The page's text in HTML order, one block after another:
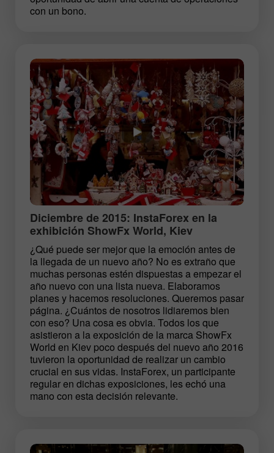
con un bono.
Diciembre de 2015: InstaForex en la
exhibición ShowFx World, Kiev
¿Qué puede ser mejor que la emoción antes de
la llegada de un nuevo año? No es extraño que
muchas personas estén dispuestas a empezar el
año nuevo con una lista nueva. Elaboramos
planes y hacemos resoluciones. Queremos pasar
página. ¿Cuántos de nosotros lidiaremos bien
con eso? Una cosa es obvia. Todos los que
asistieron a la exposición de la marca ShowFx
World en Kiev poco después del nuevo año 2016
tuvieron la oportunidad de realizar un cambio
crucial en sus vidas. InstaForex, un participante
regular en dichas exposiciones, les echó una
mano con esta decisión relevante.